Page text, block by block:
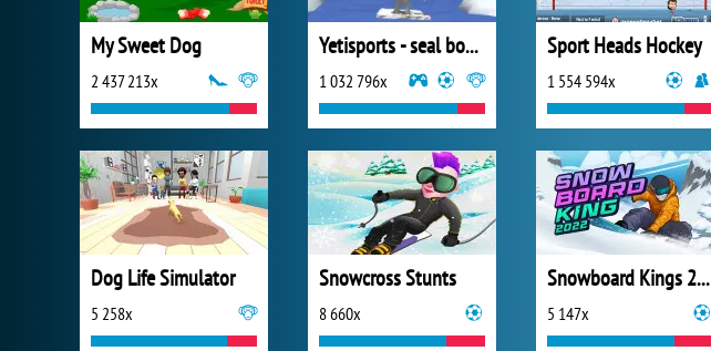
My Sweet Dog
2 437 213x
Yetisports - seal bounce
1 032 796x
Sport Heads Hockey
1 554 594x
Dog Life Simulator
5 258x
Snowcross Stunts
8 660x
Snowboard Kings 2022
5 147x